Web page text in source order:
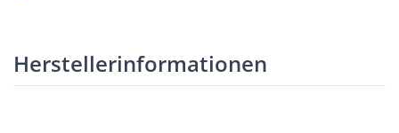
Herstellerinformationen